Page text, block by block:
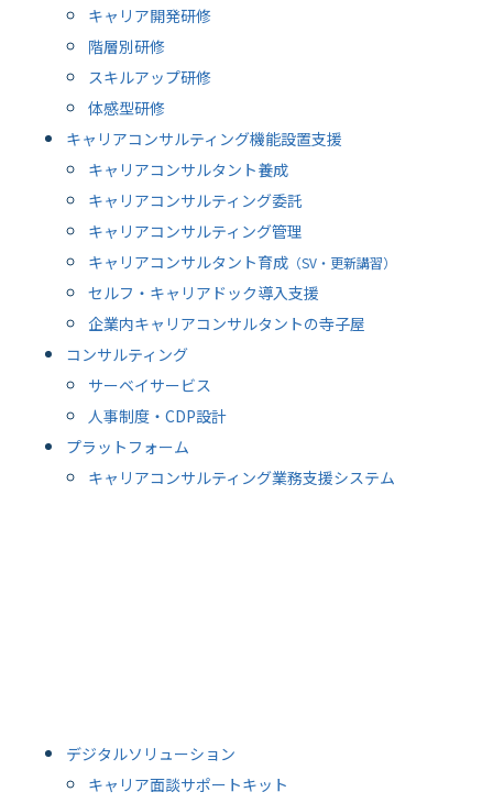
キャリア開発研修
階層別研修
スキルアップ研修
体感型研修
キャリアコンサルティング機能設置支援
キャリアコンサルタント養成
キャリアコンサルティング委託
キャリアコンサルティング管理
キャリアコンサルタント育成 （SV・更新講習）
セルフ・キャリアドック導入支援
企業内キャリアコンサルタントの寺子屋
コンサルティング
サーベイサービス
人事制度・CDP設計
プラットフォーム
キャリアコンサルティング業務支援システム
デジタルソリューション
キャリア面談サポートキット